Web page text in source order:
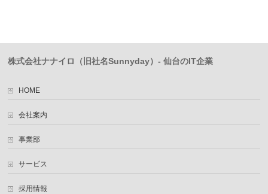
株式会社ナナイロ（旧社名Sunnyday）- 仙台のIT企業
HOME
会社案内
事業部
サービス
採用情報